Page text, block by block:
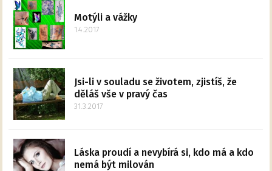
Motýli a vážky
1.4.2017
Jsi-li v souladu se životem, zjistíš, že
děláš vše v pravý čas
31.3.2017
Láska proudí a nevybírá si, kdo má a kdo
nemá být milován